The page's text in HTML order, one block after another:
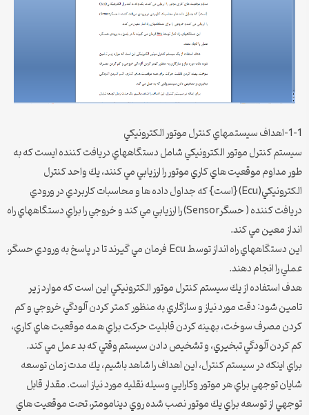
1-1-اهداف سيستمهاي كنترل موتور الكترونيكي
سيستم كنترل موتور الكترونيكي شامل دستگاههاي دريافت كننده ايست كه به
طور مداوم موقعيت هاي كاري موتور را ارزيابي مي كنند، يك واحد كنترل
الكترونيكي(Ecu) {است} كه جداول داده ها و محاسبات كاربردي در ورودي
دريافت كننده ( حسگرSensor) را ارزيابي مي كند و خروجي را براي دستگاههاي راه
انداز معين مي كند.
اين دستگاههاي راه انداز توسط Ecu فرمان مي گيرند تا در پاسخ به ورودي حسگر،
عملي را انجام دهند.
هدف استفاده از يك سيستم كنترل موتور الكترونيكي اين است كه موارد زير
تامين شود: دقت مورد نياز و سازگاري به منظور كمتر كردن آلودگي خروجي و كم
كردن مصرف سوخت، بهينه كردن قابليت حركت براي همه موقعيت هاي كاري،
كم كردن آلودگي تبخيري، و تشخيص دادن سيستم وقتي كه بد عمل مي كند.
براي اينكه در سيستم كنترل، اين اهداف را شاهد باشيم، يك مدت زمان توسعه
شايان توجهي براي هر موتور وكارايي وسيله نقليه مورد نياز است. مقدار قابل
توجهي از توسعه براي يك موتور نصب شده روي دينامومتر، تحت موقعيت هاي